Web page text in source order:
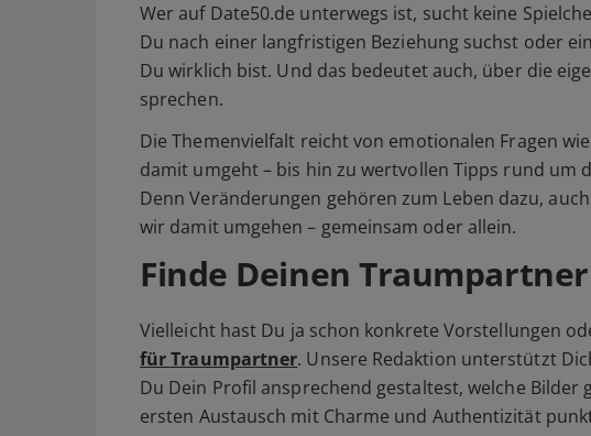
Wer auf Date50.de unterwegs ist, sucht keine
Du nach einer langfristigen Beziehung suchst oder
Du wirklich bist. Und das bedeutet auch, über die
sprechen.
Die Themenvielfalt reicht von emotionalen Fragen wie
damit umgeht – bis hin zu wertvollen Tipps rund um
Denn Veränderungen gehören zum Leben dazu,
wir damit umgehen – gemeinsam oder allein.
Finde Deinen Traumpartner
Vielleicht hast Du ja schon konkrete Vorstellungen
für Traumpartner. Unsere Redaktion unterstützt
Du Dein Profil ansprechend gestaltest, welche Bilder
ersten Austausch mit Charme und Authentizität